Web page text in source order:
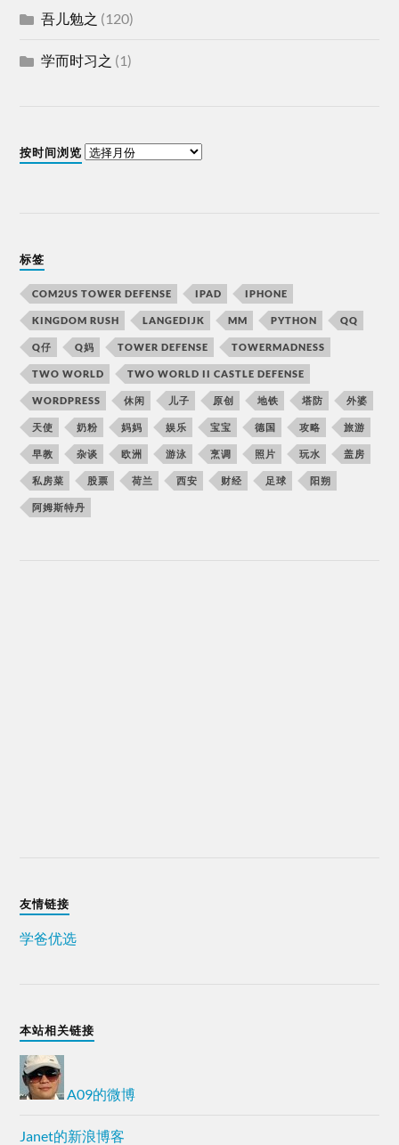
吾儿勉之 (120)
学而时习之 (1)
按时间浏览
标签
COM2US TOWER DEFENSE IPAD IPHONE
KINGDOM RUSH LANGEDIJK MM PYTHON QQ
Q仔 Q妈 TOWER DEFENSE TOWERMADNESS
TWO WORLD TWO WORLD II CASTLE DEFENSE
WORDPRESS 休闲 儿子 原创 地铁 塔防 外婆
天使 奶粉 妈妈 娱乐 宝宝 德国 攻略 旅游
早教 杂谈 欧洲 游泳 烹调 照片 玩水 盖房
私房菜 股票 荷兰 西安 财经 足球 阳朔
阿姆斯特丹
友情链接
学爸优选
本站相关链接
A09的微博
Janet的新浪博客